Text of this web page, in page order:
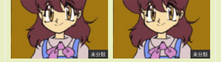
未分類 未分類